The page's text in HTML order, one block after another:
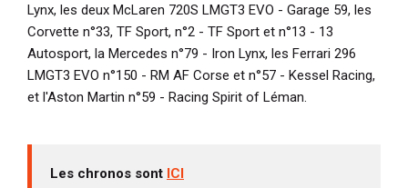
Lynx, les deux McLaren 720S LMGT3 EVO - Garage 59, les
Corvette n°33, TF Sport, n°2 - TF Sport et n°13 - 13
Autosport, la Mercedes n°79 - Iron Lynx, les Ferrari 296
LMGT3 EVO n°150 - RM AF Corse et n°57 - Kessel Racing,
et l'Aston Martin n°59 - Racing Spirit of Léman.
Les chronos sont ICI